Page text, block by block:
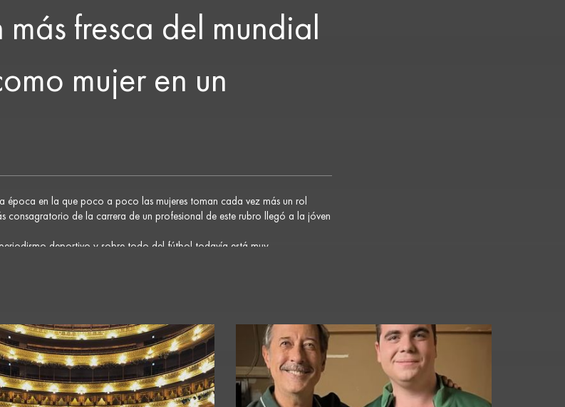
fresca del mundial
mujer en un
época en la que poco a poco las mujeres toman cada vez más un rol
de la carrera de un profesional de este rubro llegó a la jóven
deportivo y sobre todo del fútbol todavía está muy
cosas en mi carrera pero mi esencia está en mi trabajo deportivo y
periodista hace un profundo recorrido por su carrera y los proyectos